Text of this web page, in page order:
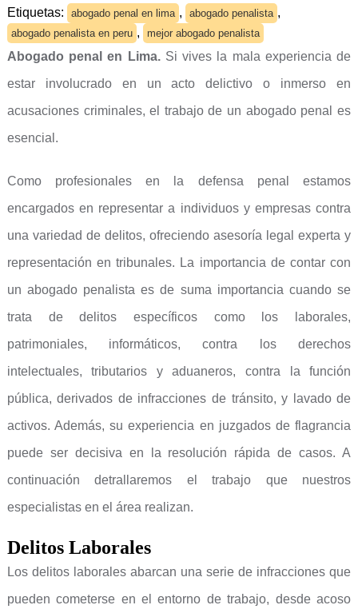
Etiquetas: abogado penal en lima , abogado penalista ,
abogado penalista en peru , mejor abogado penalista
Abogado penal en Lima. Si vives la mala experiencia de
estar involucrado en un acto delictivo o inmerso en
acusaciones criminales, el trabajo de un abogado penal es
esencial.
Como profesionales en la defensa penal estamos
encargados en representar a individuos y empresas contra
una variedad de delitos, ofreciendo asesoría legal experta y
representación en tribunales. La importancia de contar con
un abogado penalista es de suma importancia cuando se
trata de delitos específicos como los laborales,
patrimoniales, informáticos, contra los derechos
intelectuales, tributarios y aduaneros, contra la función
pública, derivados de infracciones de tránsito, y lavado de
activos. Además, su experiencia en juzgados de flagrancia
puede ser decisiva en la resolución rápida de casos. A
continuación detrallaremos el trabajo que nuestros
especialistas en el área realizan.
Delitos Laborales
Los delitos laborales abarcan una serie de infracciones que
pueden cometerse en el entorno de trabajo, desde acoso